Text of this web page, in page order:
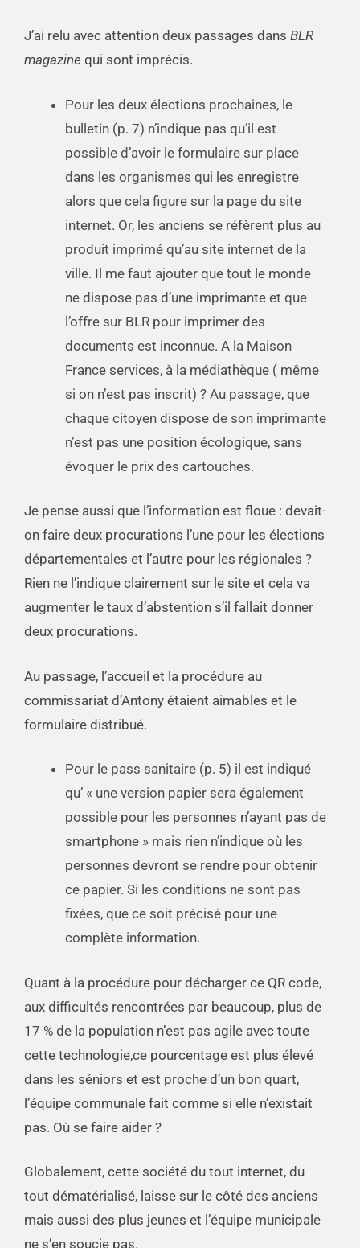
J’ai relu avec attention deux passages dans BLR
magazine qui sont imprécis.
Pour les deux élections prochaines, le
bulletin (p. 7) n’indique pas qu’il est
possible d’avoir le formulaire sur place
dans les organismes qui les enregistre
alors que cela figure sur la page du site
internet. Or, les anciens se réfèrent plus au
produit imprimé qu’au site internet de la
ville. Il me faut ajouter que tout le monde
ne dispose pas d’une imprimante et que
l’offre sur BLR pour imprimer des
documents est inconnue. A la Maison
France services, à la médiathèque ( même
si on n’est pas inscrit) ? Au passage, que
chaque citoyen dispose de son imprimante
n’est pas une position écologique, sans
évoquer le prix des cartouches.
Je pense aussi que l’information est floue : devait-
on faire deux procurations l’une pour les élections
départementales et l’autre pour les régionales ?
Rien ne l’indique clairement sur le site et cela va
augmenter le taux d’abstention s’il fallait donner
deux procurations.
Au passage, l’accueil et la procédure au
commissariat d’Antony étaient aimables et le
formulaire distribué.
Pour le pass sanitaire (p. 5) il est indiqué
qu’ « une version papier sera également
possible pour les personnes n’ayant pas de
smartphone » mais rien n’indique où les
personnes devront se rendre pour obtenir
ce papier. Si les conditions ne sont pas
fixées, que ce soit précisé pour une
complète information.
Quant à la procédure pour décharger ce QR code,
aux difficultés rencontrées par beaucoup, plus de
17 % de la population n’est pas agile avec toute
cette technologie,ce pourcentage est plus élevé
dans les séniors et est proche d’un bon quart,
l’équipe communale fait comme si elle n’existait
pas. Où se faire aider ?
Globalement, cette société du tout internet, du
tout dématérialisé, laisse sur le côté des anciens
mais aussi des plus jeunes et l’équipe municipale
ne s’en soucie pas.